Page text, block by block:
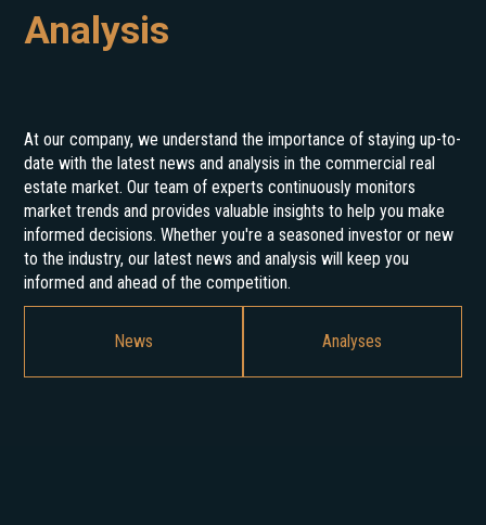
Analysis
At our company, we understand the importance of staying up-to-
date with the latest news and analysis in the commercial real
estate market. Our team of experts continuously monitors
market trends and provides valuable insights to help you make
informed decisions. Whether you're a seasoned investor or new
to the industry, our latest news and analysis will keep you
informed and ahead of the competition.
News Analyses